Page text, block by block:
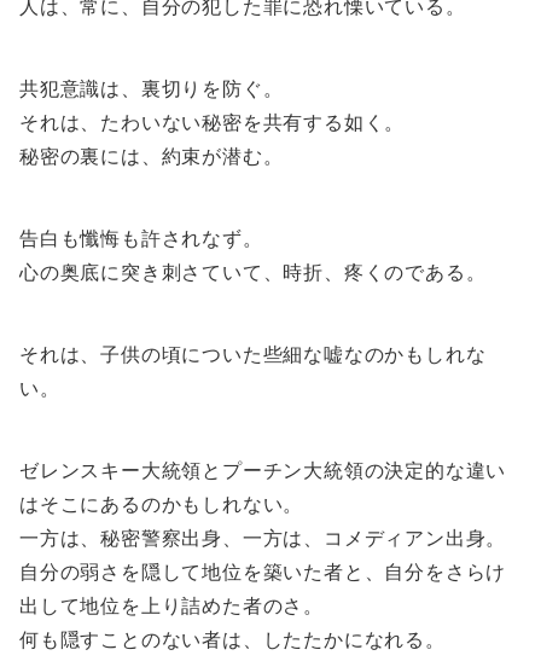
人は、常に、自分の犯した罪に恐れ慄いている。
共犯意識は、裏切りを防ぐ。
それは、たわいない秘密を共有する如く。
秘密の裏には、約束が潜む。
告白も懺悔も許されなず。
心の奥底に突き刺さていて、時折、疼くのである。
それは、子供の頃についた些細な嘘なのかもしれな
い。
ゼレンスキー大統領とプーチン大統領の決定的な違い
はそこにあるのかもしれない。
一方は、秘密警察出身、一方は、コメディアン出身。
自分の弱さを隠して地位を築いた者と、自分をさらけ
出して地位を上り詰めた者のさ。
何も隠すことのない者は、したたかになれる。